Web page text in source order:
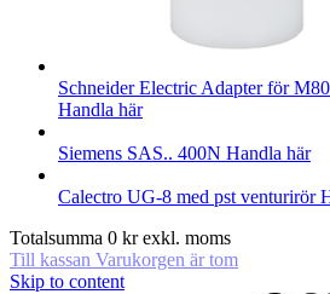
Schneider Electric Adapter för
Handla här
Siemens SAS.. 400N Handla här
Calectro UG-8 med pst venturirör
Totalsumma 0 kr exkl. moms
Till kassan Varukorgen är tom
Skip to content